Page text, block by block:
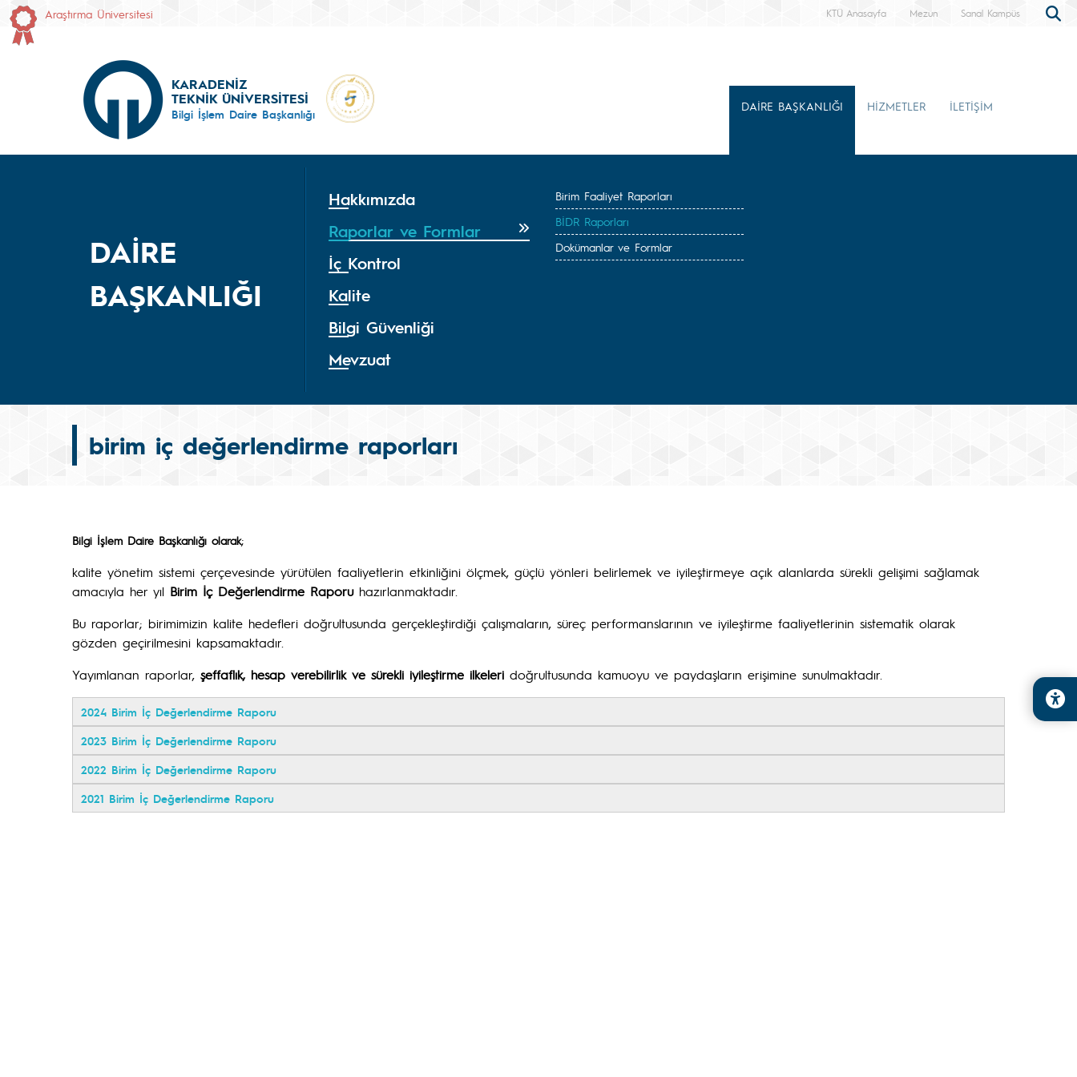
Araştırma Üniversitesi KTÜ Anasayfa Mezun Sanal Kampüs
KARADENİZ
TEKNİK ÜNİVERSİTESİ
Bilgi İşlem Daire Başkanlığı
DAİRE BAŞKANLIĞI HİZMETLER İLETİŞİM
DAİRE
BAŞKANLIĞI
Hakkımızda
Raporlar ve Formlar
İç Kontrol
Kalite
Bilgi Güvenliği
Mevzuat
Birim Faaliyet Raporları
BİDR Raporları
Dokümanlar ve Formlar
birim iç değerlendirme raporları
Bilgi İşlem Daire Başkanlığı olarak;
kalite yönetim sistemi çerçevesinde yürütülen faaliyetlerin etkinliğini ölçmek, güçlü yönleri belirlemek ve iyileştirmeye açık alanlarda sürekli gelişimi sağlamak
amacıyla her yıl Birim İç Değerlendirme Raporuhazırlanmaktadır.
Bu raporlar; birimimizin kalite hedefleri doğrultusunda gerçekleştirdiği çalışmaların, süreç performanslarının ve iyileştirme faaliyetlerinin sistematik olarak
gözden geçirilmesini kapsamaktadır.
Yayımlanan raporlar, şeffaflık, hesap verebilirlik ve sürekli iyileştirme ilkeleri doğrultusunda kamuoyu ve paydaşların erişimine sunulmaktadır.
2024 Birim İç Değerlendirme Raporu
2023 Birim İç Değerlendirme Raporu
2022 Birim İç Değerlendirme Raporu
2021 Birim İç Değerlendirme Raporu